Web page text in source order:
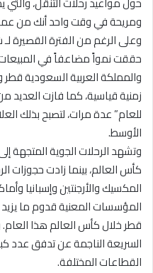
ومريحة في وقت واحد أنك من
وعلى الرغم من الفترة
حققت نمواً مضاعفاً في
والمملكة العربية السعودية
زمنية قياسية، كما فازت العديد
للعام” عدة مرات، لتصبح بذلك
الأوسط.
كأس العالم، بينما زادت حجوزات
قطر خلال كأس العالم هذا
السريعة الناجمة عن تدفق عدد
القطاعات المختلفة.